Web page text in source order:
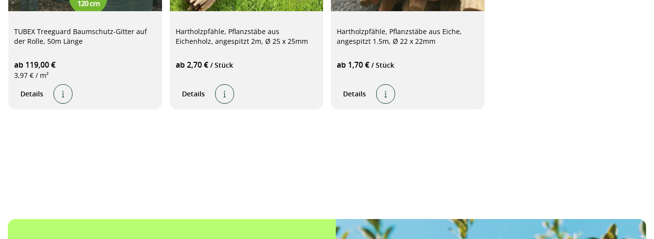
TUBEX Treeguard Baumschutz-Gitter auf
der Rolle, 50m Länge
ab 119,00 €
3,97 € / m²
Details
Hartholzpfähle, Pflanzstäbe aus
Eichenholz, angespitzt 2m, Ø 25 x 25mm
ab 2,70 € / Stück
Details
Hartholzpfähle, Pflanzstäbe aus Eiche,
angespitzt 1.5m, Ø 22 x 22mm
ab 1,70 € / Stück
Details